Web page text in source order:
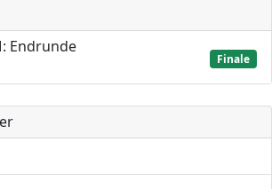
Endrunde
Finale